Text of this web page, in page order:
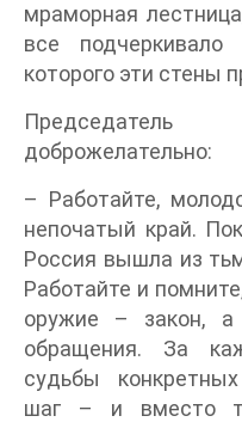
мраморная
все
которого эти стены
доброжелательно:
– Работайте,
непочатый край.
Россия вышла из
Работайте и
оружие – закон, а
обращения. За
судьбы
шаг – и вместо